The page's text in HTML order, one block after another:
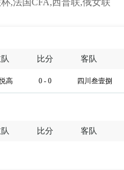
,法国CFA,西普联,俄女联
比分 客队
高 0 - 0 四川叁壹捌
比分 客队